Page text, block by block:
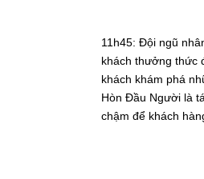
11h45: Đội ngũ
khách thưởng thức
khách khám phá
Hòn Đầu Người là
chậm để khách